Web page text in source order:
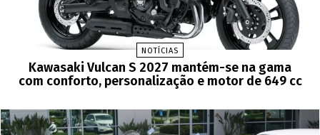
NOTÍCIAS
Kawasaki Vulcan S 2027 mantém-se na gama
com conforto, personalização e motor de 649 cc